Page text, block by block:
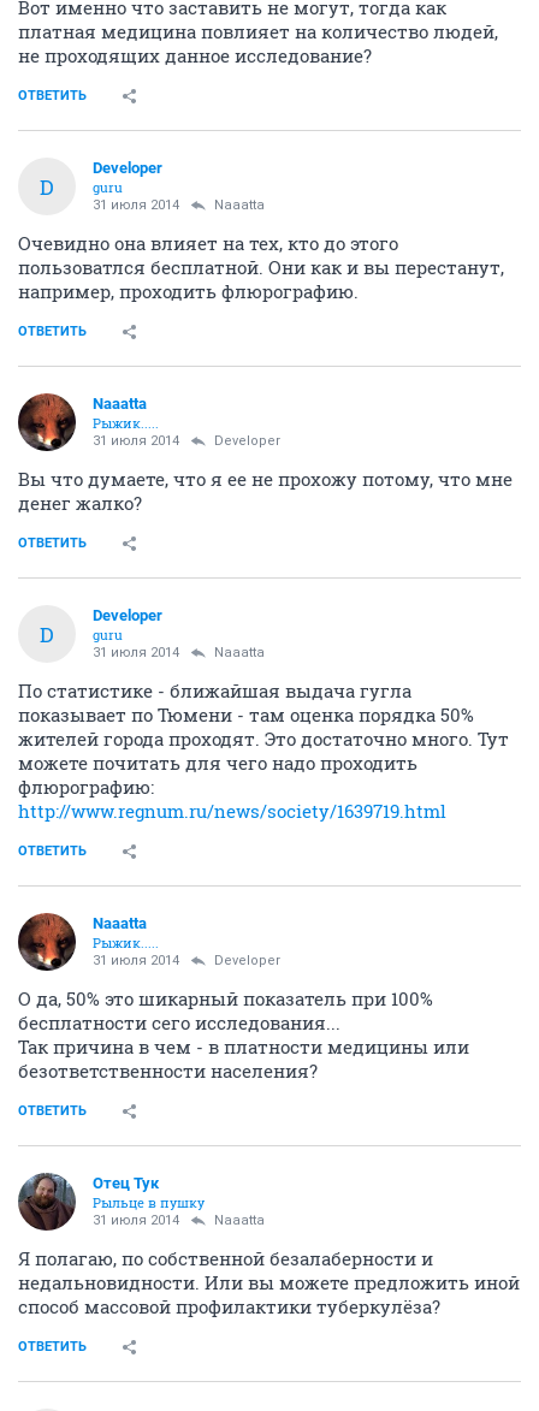
Вот именно что заставить не могут, тогда как
платная медицина повлияет на количество людей,
не проходящих данное исследование?
ОТВЕТИТЬ
D
Developer
guru
31 июля 2014 Naaatta
Очевидно она влияет на тех, кто до этого
пользоватлся бесплатной. Они как и вы перестанут,
например, проходить флюрографию.
ОТВЕТИТЬ
Naaatta
Рыжик.....
31 июля 2014 Developer
Вы что думаете, что я ее не прохожу потому, что мне
денег жалко?
ОТВЕТИТЬ
D
Developer
guru
31 июля 2014 Naaatta
По статистике - ближайшая выдача гугла
показывает по Тюмени - там оценка порядка 50%
жителей города проходят. Это достаточно много. Тут
можете почитать для чего надо проходить
флюрографию:
http://www.regnum.ru/news/society/1639719.html
ОТВЕТИТЬ
Naaatta
Рыжик.....
31 июля 2014 Developer
О да, 50% это шикарный показатель при 100%
бесплатности сего исследования...
Так причина в чем - в платности медицины или
безответственности населения?
ОТВЕТИТЬ
Отец Тук
Рыльце в пушку
31 июля 2014 Naaatta
Я полагаю, по собственной безалаберности и
недальновидности. Или вы можете предложить иной
способ массовой профилактики туберкулёза?
ОТВЕТИТЬ